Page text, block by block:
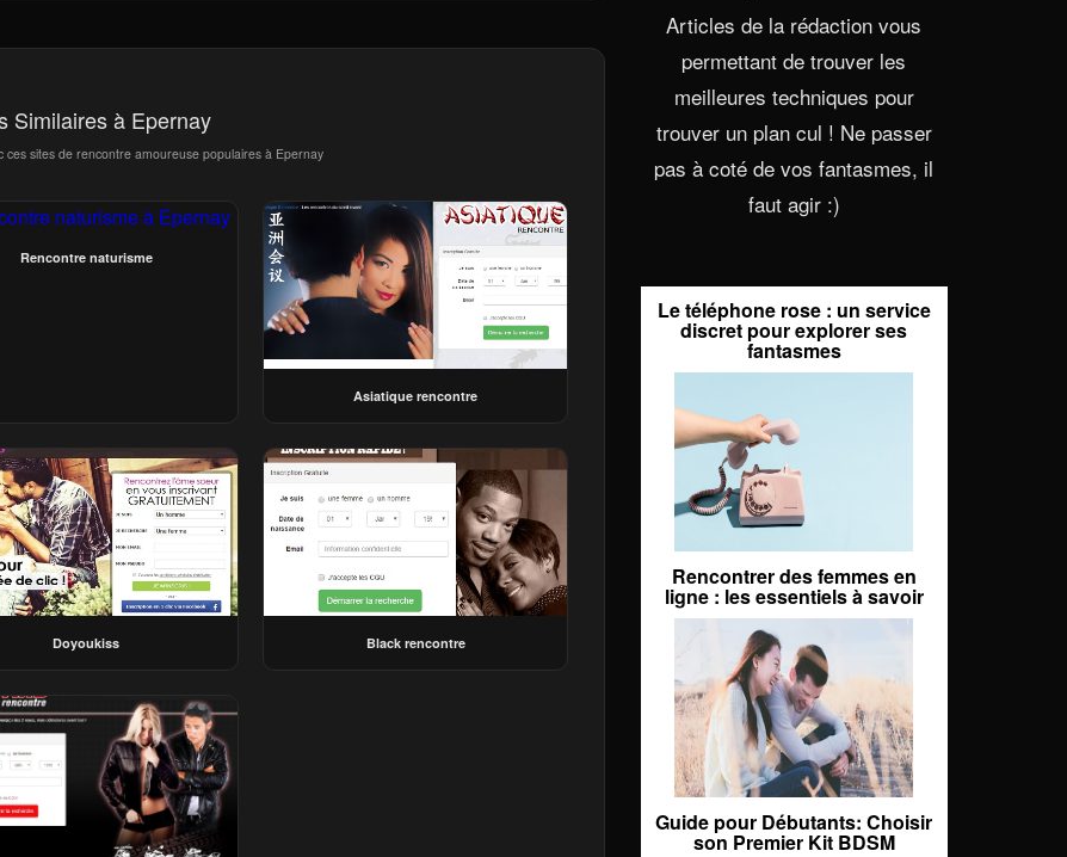
Similaires à Epernay
ces sites de rencontre amoureuse populaires à Epernay
Rencontre naturisme
Asiatique rencontre
Doyoukiss Black rencontre
Articles de la rédaction vous
permettant de trouver les
meilleures techniques pour
trouver un plan cul ! Ne passer
pas à coté de vos fantasmes, il
faut agir :)
Le téléphone rose : un service
discret pour explorer ses
fantasmes
Rencontrer des femmes en
ligne : les essentiels à savoir
Guide pour Débutants: Choisir
son Premier Kit BDSM